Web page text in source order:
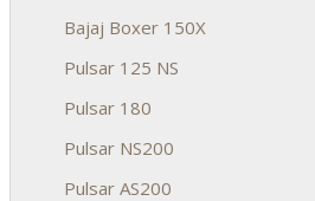
Bajaj Boxer 150X
Pulsar 125 NS
Pulsar 180
Pulsar NS200
Pulsar AS200